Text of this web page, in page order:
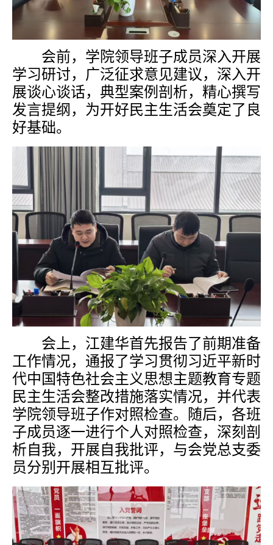
会前，学院领导班子成员深入开展
学习研讨，广泛征求意见建议，深入开
展谈心谈话，典型案例剖析，精心撰写
发言提纲，为开好民主生活会奠定了良
好基础。
会上，江建华首先报告了前期准备
工作情况，通报了学习贯彻习近平新时
代中国特色社会主义思想主题教育专题
民主生活会整改措施落实情况，并代表
学院领导班子作对照检查。随后，各班
子成员逐一进行个人对照检查，深刻剖
析自我，开展自我批评，与会党总支委
员分别开展相互批评。